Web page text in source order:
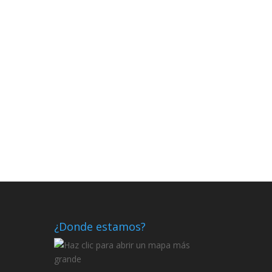
¿Donde estamos?